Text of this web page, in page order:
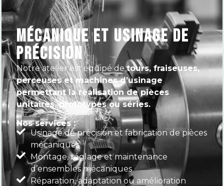
MÉCANIQUE ET USINAGE DE
PRÉCISION
Notre atelier est équipé detours, fraiseuses,
perceuses et machines d’usinage
permettant la réalisation de pièces
unitaires, prototypes ou séries.
Nos services :
Usinage de précision et fabrication de pièces
mécaniques
Montage, réglage et maintenance
d’ensembles mécaniques
Réparation, adaptation ou amélioration